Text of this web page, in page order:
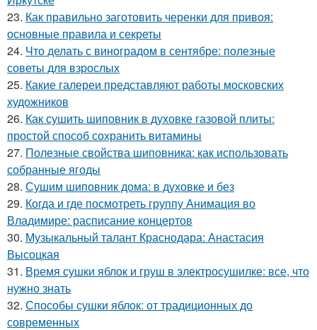
23. Как правильно заготовить черенки для привоя:
основные правила и секреты
24. Что делать с виноградом в сентябре: полезные
советы для взрослых
25. Какие галереи представляют работы московских
художников
26. Как сушить шиповник в духовке газовой плиты:
простой способ сохранить витамины
27. Полезные свойства шиповника: как использовать
собранные ягоды
28. Сушим шиповник дома: в духовке и без
29. Когда и где посмотреть группу Анимация во
Владимире: расписание концертов
30. Музыкальный талант Краснодара: Анастасия
Высоцкая
31. Время сушки яблок и груш в электросушилке: все, что
нужно знать
32. Способы сушки яблок: от традиционных до
современных